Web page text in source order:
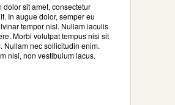
dolor sit amet, consectetur
In augue dolor, semper eu
tempor nisl. Nullam iaculis
Morbi volutpat tempus nisi sit
Nullam nec sollicitudin enim.
nisi, non vestibulum lacus.